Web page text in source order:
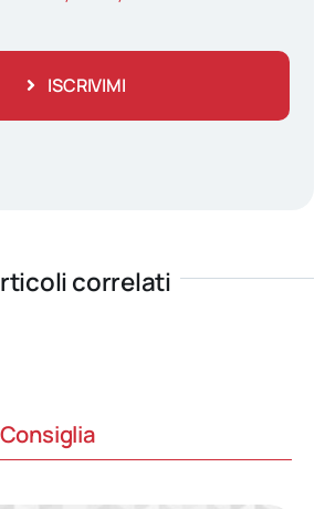
ISCRIVIMI
correlati